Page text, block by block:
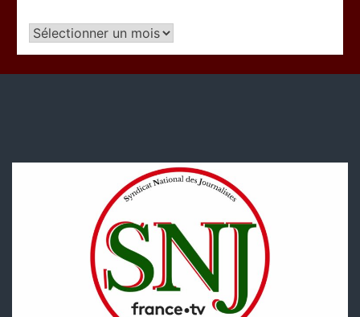
Articles
par
période